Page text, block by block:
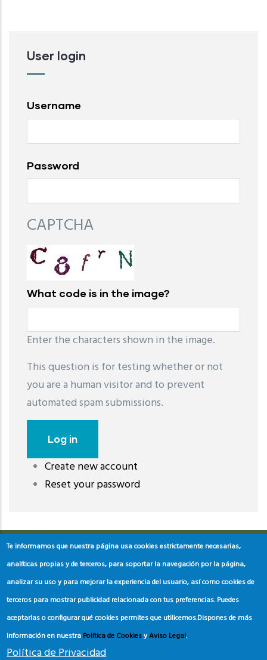
User login
Username
Password
CAPTCHA
What code is in the image?
Enter the characters shown in the image.
This question is for testing whether or not
you are a human visitor and to prevent
automated spam submissions.
Create new account
Reset your password
레딧 다운로드coloring pages printable
download
Te informamos que nuestra página usa cookies estrictamente necesarias,
analíticas propias y de terceros, para soportar la navegación por la página,
analizar su uso y para mejorar la experiencia del usuario, así como cookies de
terceros para mostrar publicidad relacionada con tus preferencias. Puedes
aceptarlas o configurar qué cookies permites que utilicemos.Dispones de más
información en nuestra Política de CookiesyAviso Legal.
Política de Privacidad